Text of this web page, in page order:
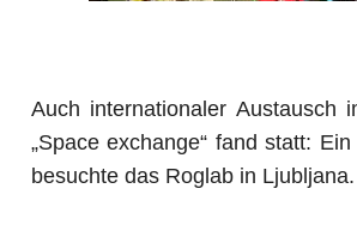
Auch internationaler Austausch
„Space exchange“ fand statt:
besuchte das Roglab in Ljubljana.